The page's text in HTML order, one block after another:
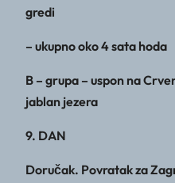
gredi
– ukupno oko 4 sata hoda
B – grupa – uspon na
jablan jezera
9. DAN
Doručak. Povratak za